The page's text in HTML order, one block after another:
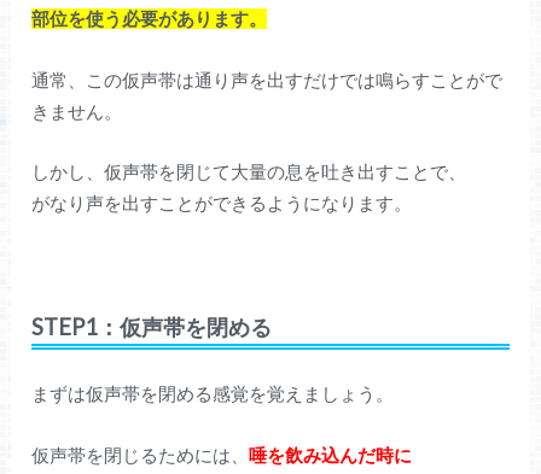
部位を使う必要があります。
通常、この仮声帯は通り声を出すだけでは鳴らすことがで
きません。
しかし、仮声帯を閉じて大量の息を吐き出すことで、
がなり声を出すことができるようになります。
STEP1：仮声帯を閉める
まずは仮声帯を閉める感覚を覚えましょう。
仮声帯を閉じるためには、唾を飲み込んだ時に